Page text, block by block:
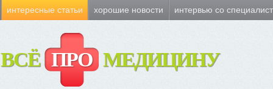
интересные статьи хорошие новости интервью со
ВСЁ ПРО МЕДИЦИНУ